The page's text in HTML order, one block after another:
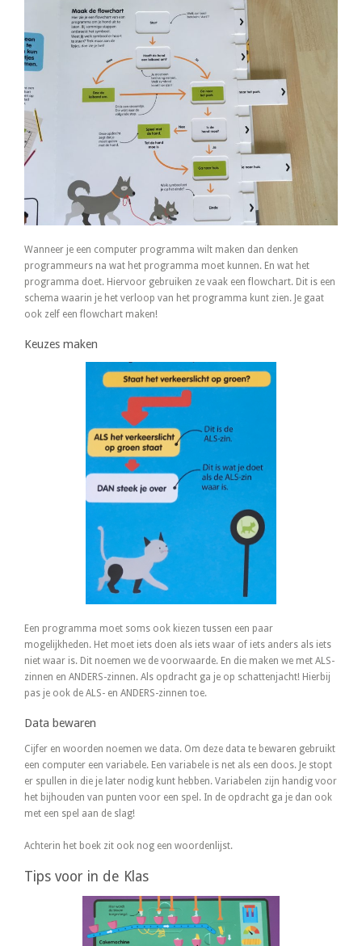
Wanneer je een computer programma wilt maken dan denken
programmeurs na wat het programma moet kunnen. En wat het
programma doet. Hiervoor gebruiken ze vaak een flowchart. Dit is een
schema waarin je het verloop van het programma kunt zien. Je gaat
ook zelf een flowchart maken!
Keuzes maken
Een programma moet soms ook kiezen tussen een paar
mogelijkheden. Het moet iets doen als iets waar of iets anders als iets
niet waar is. Dit noemen we de voorwaarde. En die maken we met ALS-
zinnen en ANDERS-zinnen. Als opdracht ga je op schattenjacht! Hierbij
pas je ook de ALS- en ANDERS-zinnen toe.
Data bewaren
Cijfer en woorden noemen we data. Om deze data te bewaren gebruikt
een computer een variabele. Een variabele is net als een doos. Je stopt
er spullen in die je later nodig kunt hebben. Variabelen zijn handig voor
het bijhouden van punten voor een spel. In de opdracht ga je dan ook
met een spel aan de slag!
Achterin het boek zit ook nog een woordenlijst.
Tips voor in de Klas